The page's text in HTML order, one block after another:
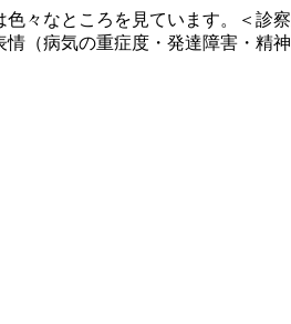
々なところを見ています。＜
（病気の重症度・発達障害・精